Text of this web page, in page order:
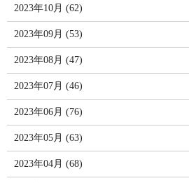
2023年10月 (62)
2023年09月 (53)
2023年08月 (47)
2023年07月 (46)
2023年06月 (76)
2023年05月 (63)
2023年04月 (68)